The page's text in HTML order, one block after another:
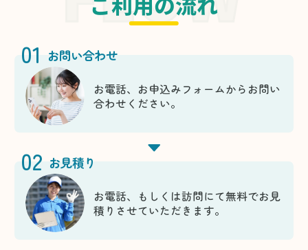
01 お問い合わせ
お電話、お申込みフォームからお問い
合わせください。
02 お見積り
お電話、もしくは訪問にて無料でお見
積りさせていただきます。